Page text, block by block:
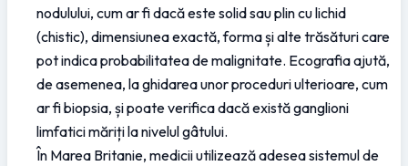
nodulului, cum ar fi dacă este solid sau plin cu lichid
(chistic), dimensiunea exactă, forma și alte trăsături care
pot indica probabilitatea de malignitate. Ecografia ajută,
de asemenea, la ghidarea unor proceduri ulterioare, cum
ar fi biopsia, și poate verifica dacă există ganglioni
limfatici măriți la nivelul gâtului.
În Marea Britanie, medicii utilizează adesea sistemul de